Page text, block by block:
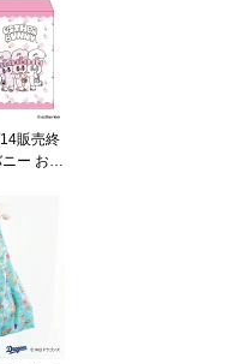
ョン か
トライ
ズ ハー
ゃれ ポ
ギフト
ナリー
14販売終
ー おす
ぽち袋
ギ ピ
かわ
ライプ
ハート
ポッ
フト